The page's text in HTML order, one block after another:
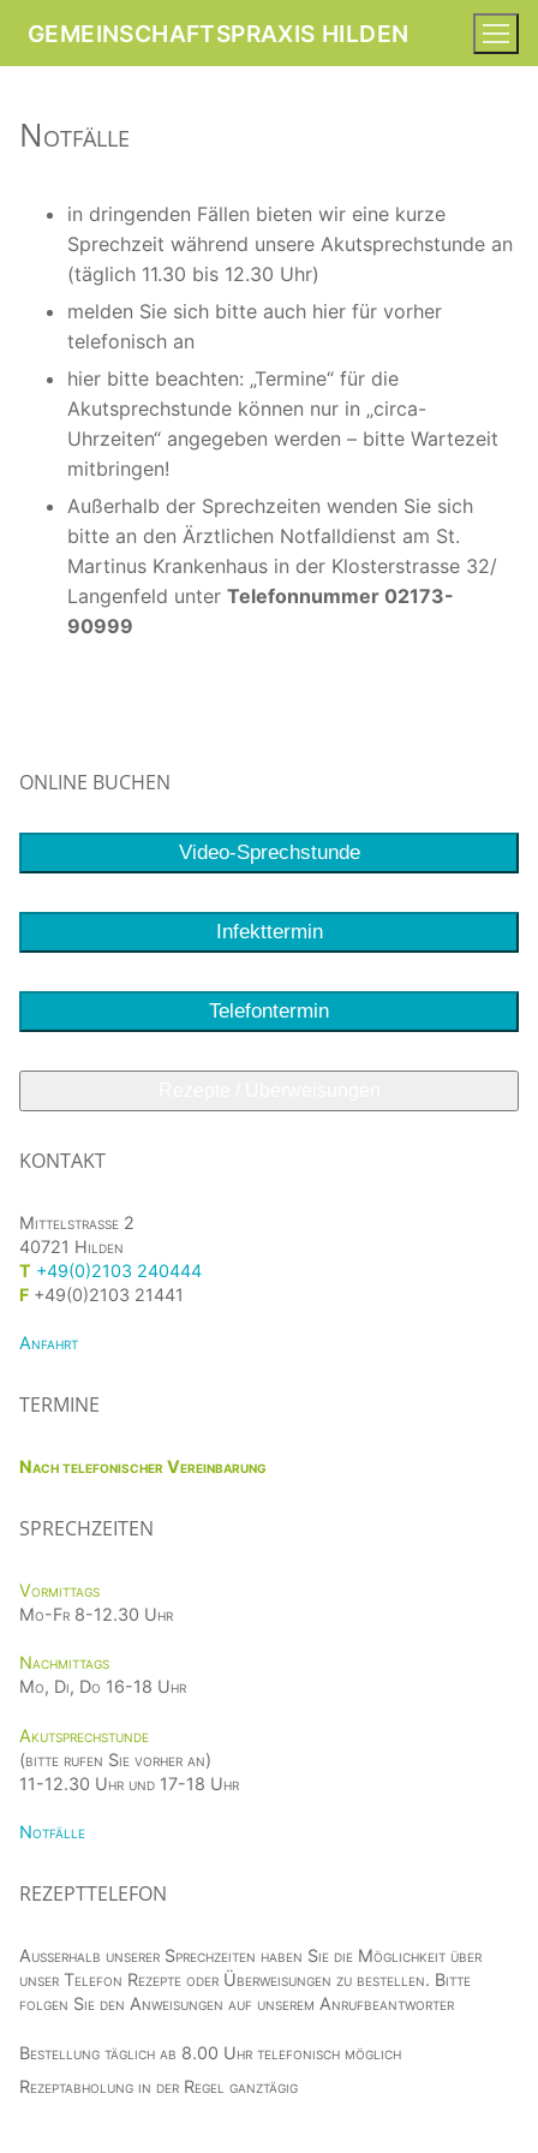
Inhalt
springen
GEMEINSCHAFTSPRAXIS HILDEN
Startseite
Team
Diagnostik
Galerie
Leistungen
Diabetologische Schwerpunktpraxis
Ernährungszentrum (ZEBP)
Aktuelles
Notfälle
in dringenden Fällen bieten wir eine kurze
Sprechzeit während unsere Akutsprechstunde an
(täglich 11.30 bis 12.30 Uhr)
melden Sie sich bitte auch hier für vorher
telefonisch an
hier bitte beachten: „Termine“ für die
Akutsprechstunde können nur in „circa-
Uhrzeiten“ angegeben werden – bitte Wartezeit
mitbringen!
Außerhalb der Sprechzeiten wenden Sie sich
bitte an den Ärztlichen Notfalldienst am St.
Martinus Krankenhaus in der Klosterstrasse 32/
Langenfeld unter Telefonnummer 02173-
90999
ONLINE BUCHEN
Video-Sprechstunde
Infekttermin
Telefontermin
KONTAKT
Mittelstrasse 2
40721 Hilden
T +49(0)2103 240444
F +49(0)2103 21441
Anfahrt
TERMINE
Nach telefonischer Vereinbarung
SPRECHZEITEN
Vormittags
Mo-Fr 8-12.30 Uhr
Nachmittags
Mo, Di, Do 16-18 Uhr
Akutsprechstunde
(bitte rufen Sie vorher an)
11-12.30 Uhr und 17-18 Uhr
Notfälle
REZEPTTELEFON
Außerhalb unserer Sprechzeiten haben Sie die Möglichkeit über
unser Telefon Rezepte oder Überweisungen zu bestellen. Bitte
folgen Sie den Anweisungen auf unserem Anrufbeantworter
Bestellung täglich ab 8.00 Uhr telefonisch möglich
Rezeptabholung in der Regel ganztägig